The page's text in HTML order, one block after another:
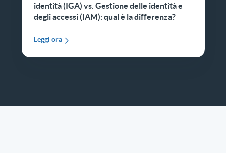
identità (IGA) vs. Gestione delle identità e
degli accessi (IAM): qual è la differenza?
Leggi ora